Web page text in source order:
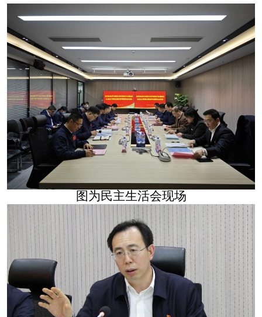
图为民主生活会现场